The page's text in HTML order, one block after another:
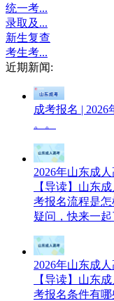
统一考...
录取及...
新生复查
考生考...
近期新闻:
成考报名 |
。。
2026年山东成
【导读】山东
考报名流程是
疑问，快来一
2026年山东成
【导读】山东
考报名条件有